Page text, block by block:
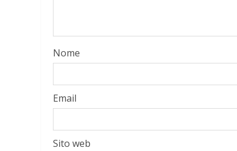
Nome
Email
Sito web